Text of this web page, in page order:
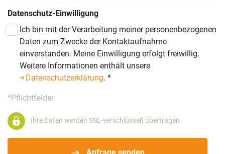
Datenschutz-Einwilligung
Ich bin mit der Verarbeitung meiner personenbezogenen
Daten zum Zwecke der Kontaktaufnahme
einverstanden. Meine Einwilligung erfolgt freiwillig.
Weitere Informationen enthält unsere
Datenschutzerklärung. *
*Pflichtfelder
Ihre Daten werden SSL-verschlüsselt übertragen.